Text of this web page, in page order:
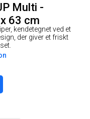
Multi -
63 cm
kendetegnet ved et
der giver et friskt